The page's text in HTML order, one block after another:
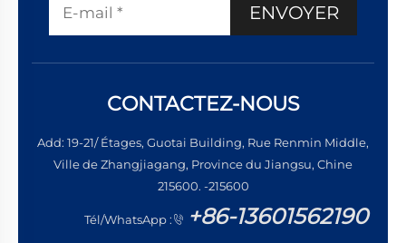
ENVOYER
CONTACTEZ-NOUS
Add: 19-21/ Étages, Guotai Building, Rue Renmin Middle,
Ville de Zhangjiagang, Province du Jiangsu, Chine
215600. -215600
Tél/WhatsApp : +86-13601562190